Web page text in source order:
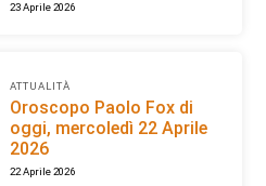
23 Aprile 2026
ATTUALITÀ
Oroscopo Paolo Fox di
oggi, mercoledì 22 Aprile
2026
22 Aprile 2026